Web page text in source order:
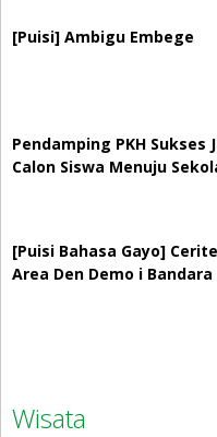
[Puisi] Ambigu Embege
Pendamping PKH Sukses
Calon Siswa Menuju
[Puisi Bahasa Gayo]
Area Den Demo i
Wisata